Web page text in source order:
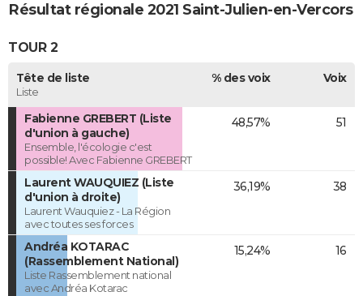
Résultat régionale 2021 Saint-Julien-en-Vercors
TOUR 2
Tête de liste
Liste
% des voix Voix
Fabienne GREBERT (Liste
d'union à gauche)
Ensemble, l'écologie c'est
possible! Avec Fabienne GREBERT
48,57% 51
Laurent WAUQUIEZ (Liste
d'union à droite)
Laurent Wauquiez - La Région
avec toutes ses forces
36,19% 38
Andréa KOTARAC
(Rassemblement National)
Liste Rassemblement national
avec Andréa Kotarac
15,24% 16